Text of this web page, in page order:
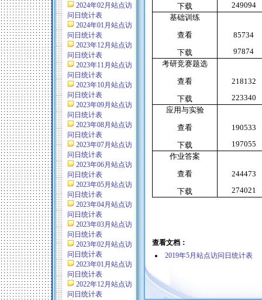
2024年02月站点访
问日统计表
2024年01月站点访
问日统计表
2023年12月站点访
问日统计表
2023年11月站点访
问日统计表
2023年10月站点访
问日统计表
2023年09月站点访
问日统计表
2023年08月站点访
问日统计表
2023年07月站点访
问日统计表
2023年06月站点访
问日统计表
2023年05月站点访
问日统计表
2023年04月站点访
问日统计表
2023年03月站点访
问日统计表
2023年02月站点访
问日统计表
2023年01月站点访
问日统计表
2022年12月站点访
问日统计表
下载
249094
基础训练
查看
下载
85734
97874
考研竞赛题选
查看
下载
218132
223340
应用与实验
查看
下载
190533
197055
作业答案
查看
下载
244473
274021
查看文档：
2019年5月站点访问日统计表